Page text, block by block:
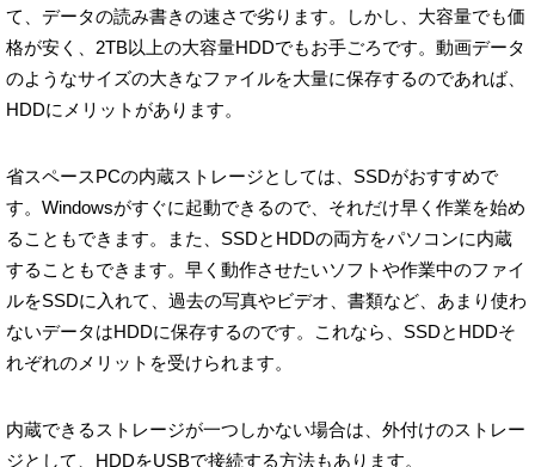
て、データの読み書きの速さで劣ります。しかし、大容量でも価
格が安く、2TB以上の大容量HDDでもお手ごろです。動画データ
のようなサイズの大きなファイルを大量に保存するのであれば、
HDDにメリットがあります。
省スペースPCの内蔵ストレージとしては、SSDがおすすめで
す。Windowsがすぐに起動できるので、それだけ早く作業を始め
ることもできます。また、SSDとHDDの両方をパソコンに内蔵
することもできます。早く動作させたいソフトや作業中のファイ
ルをSSDに入れて、過去の写真やビデオ、書類など、あまり使わ
ないデータはHDDに保存するのです。これなら、SSDとHDDそ
れぞれのメリットを受けられます。
内蔵できるストレージが一つしかない場合は、外付けのストレー
ジとして、HDDをUSBで接続する方法もあります。